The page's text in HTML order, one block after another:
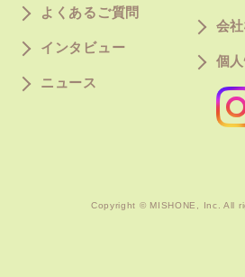
よくあるご質問
インタビュー
ニュース
会
個
Copyright © MISHONE, Inc. All